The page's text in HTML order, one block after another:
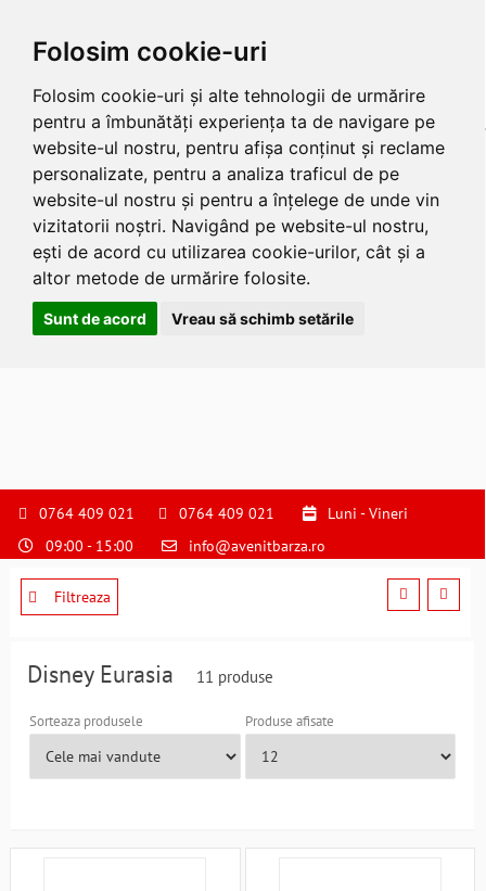
Folosim cookie-uri
Folosim cookie-uri și alte tehnologii de urmărire
pentru a îmbunătăți experiența ta de navigare pe
website-ul nostru, pentru afișa conținut și reclame
personalizate, pentru a analiza traficul de pe
website-ul nostru și pentru a înțelege de unde vin
vizitatorii noștri. Navigând pe website-ul nostru,
ești de acord cu utilizarea cookie-urilor, cât și a
altor metode de urmărire folosite.
Sunt de acord Vreau să schimb setările
S
pentru
0764409021
comanda
0764 409 021 0764 409 021
Luni - Vineri
09:00 - 15:00
info@avenitbarza.ro
Filtreaza
Disney Eurasia 11 produse
Sorteaza produsele Produse afisate